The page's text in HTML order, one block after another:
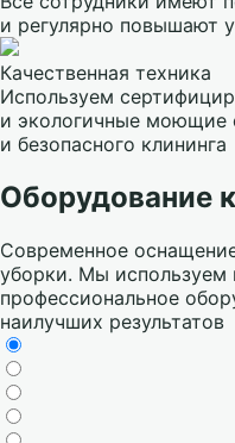
и регулярно повышают
Качественная техника
Используем
и экологичные моющие
и безопасного клининга
Оборудование
Современное
уборки. Мы используем
профессиональное
наилучших результатов